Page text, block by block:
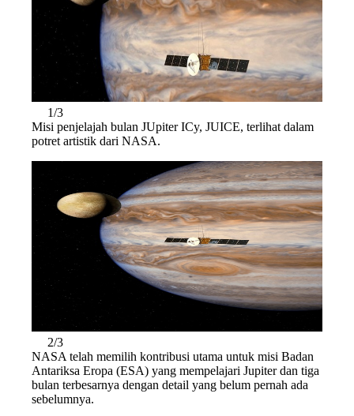
1/3
Misi penjelajah bulan JUpiter ICy, JUICE, terlihat dalam
potret artistik dari NASA.
2/3
NASA telah memilih kontribusi utama untuk misi Badan
Antariksa Eropa (ESA) yang mempelajari Jupiter dan tiga
bulan terbesarnya dengan detail yang belum pernah ada
sebelumnya.